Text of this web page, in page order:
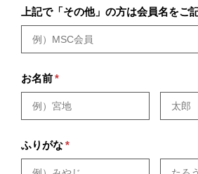
上記で「その他」の方は会員名をご
お名前*
ふりがな*